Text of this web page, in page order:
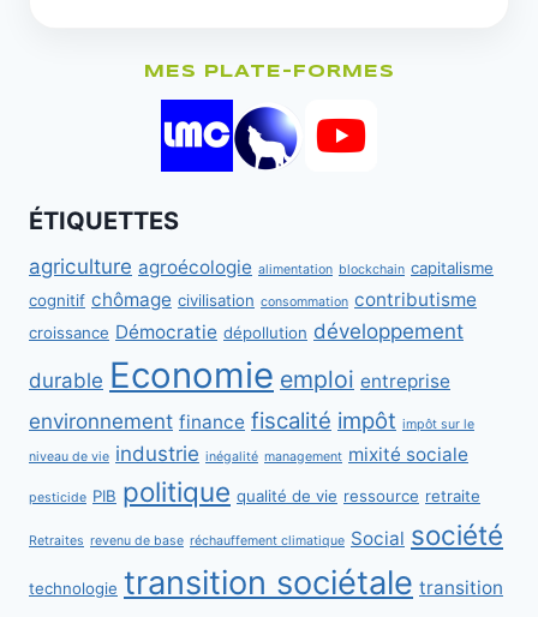
MES PLATE-FORMES
ÉTIQUETTES
agriculture agroécologie alimentation blockchain capitalisme
cognitif chômage civilisation consommation contributisme
croissance Démocratie dépollution développement
durable Economie emploi entreprise
environnement finance fiscalité impôt impôt sur le
niveau de vie industrie inégalité management mixité sociale
pesticide PIB politique qualité de vie ressource retraite
Retraites revenu de base réchauffement climatique Social société
technologie transition sociétale transition